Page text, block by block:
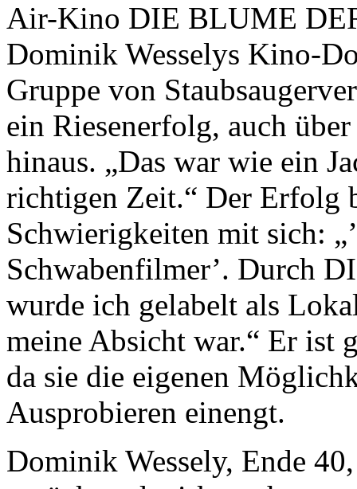
Air-Kino DIE BLUME
Dominik Wesselys Kino-
Gruppe von
ein Riesenerfolg, auch
hinaus. „Das war wie ein
richtigen Zeit.“ Der Erfolg
Schwierigkeiten mit sich:
Schwabenfilmer’. Durch
wurde ich gelabelt als
meine Absicht war.“ Er ist
da sie die eigenen
Ausprobieren einengt.
Dominik Wessely, Ende